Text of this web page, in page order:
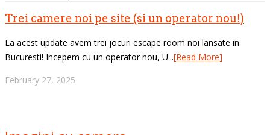
Trei camere noi pe site (si un operator nou!)
La acest update avem trei jocuri escape room noi lansate in
Bucuresti! Incepem cu un operator nou, U...[Read More]
February 27, 2025